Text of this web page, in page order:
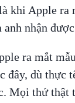
khi Apple ra
anh nhận
ra mắt
đây, dù thực
Mọi thứ